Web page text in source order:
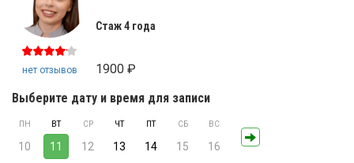
нет отзывов
Стаж 4 года
1900 ₽
Выберите дату и время для записи
ПН
10
ВТ
11
СР
12
ЧТ
13
ПТ
14
СБ
15
ВС
16